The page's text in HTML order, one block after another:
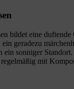
bildet eine
geradezu
ein sonniger
mit